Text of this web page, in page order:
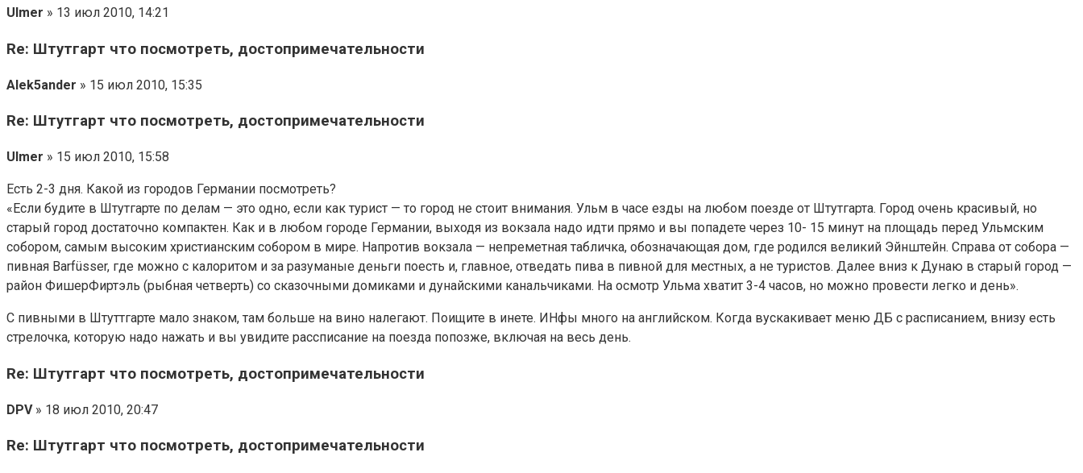
Ulmer » 13 июл 2010, 14:21
Re: Штутгарт что посмотреть, достопримечательности
Alek5ander » 15 июл 2010, 15:35
Re: Штутгарт что посмотреть, достопримечательности
Ulmer » 15 июл 2010, 15:58
Есть 2-3 дня. Какой из городов Германии посмотреть?
«Если будите в Штутгарте по делам — это одно, если как турист — то город не стоит внимания. Ульм в часе езды на любом поезде от Штутгарта. Город очень красивый, но
старый город достаточно компактен. Как и в любом городе Германии, выходя из вокзала надо идти прямо и вы попадете через 10- 15 минут на площадь перед Ульмским
собором, самым высоким христианским собором в мире. Напротив вокзала — непреметная табличка, обозначающая дом, где родился великий Эйнштейн. Справа от собора —
пивная Barfüsser, где можно с калоритом и за разуманые деньги поесть и, главное, отведать пива в пивной для местных, а не туристов. Далее вниз к Дунаю в старый город —
район ФишерФиртэль (рыбная четверть) со сказочными домиками и дунайскими канальчиками. На осмотр Ульма хватит 3-4 часов, но можно провести легко и день».
С пивными в Штуттгарте мало знаком, там больше на вино налегают. Поищите в инете. ИНфы много на английском. Когда вускакивает меню ДБ с расписанием, внизу есть
стрелочка, которую надо нажать и вы увидите рассписание на поезда попозже, включая на весь день.
Re: Штутгарт что посмотреть, достопримечательности
DPV» 18 июл 2010, 20:47
Re: Штутгарт что посмотреть, достопримечательности